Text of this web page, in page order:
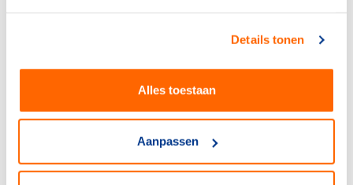
Details tonen
Alles toestaan
Aanpassen
Maandmeting Sportdeelname Index februari
2026
Maandmeting Sportdeelname Index
december 2025
Maandmeting Sportdeelname Index